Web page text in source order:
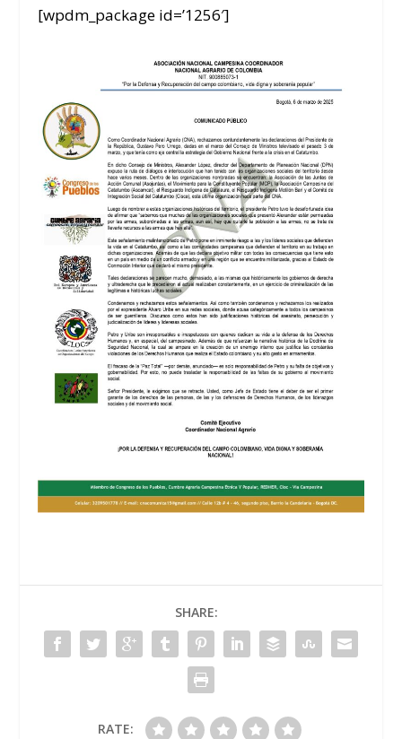
[wpdm_package id=’1256′]
SHARE:
RATE: